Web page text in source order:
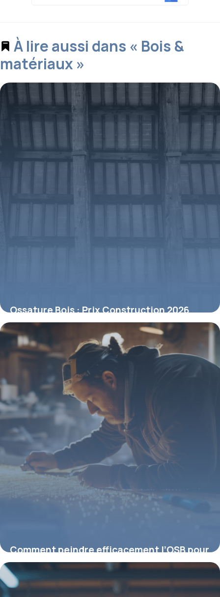
À lire aussi dans « Bois &
matériaux »
Ossature Bois : Prix Construction 2026
24 mai 2026
Comment peindre efficacement l’OSB pour
un rendu parfait
26 janvier 2026